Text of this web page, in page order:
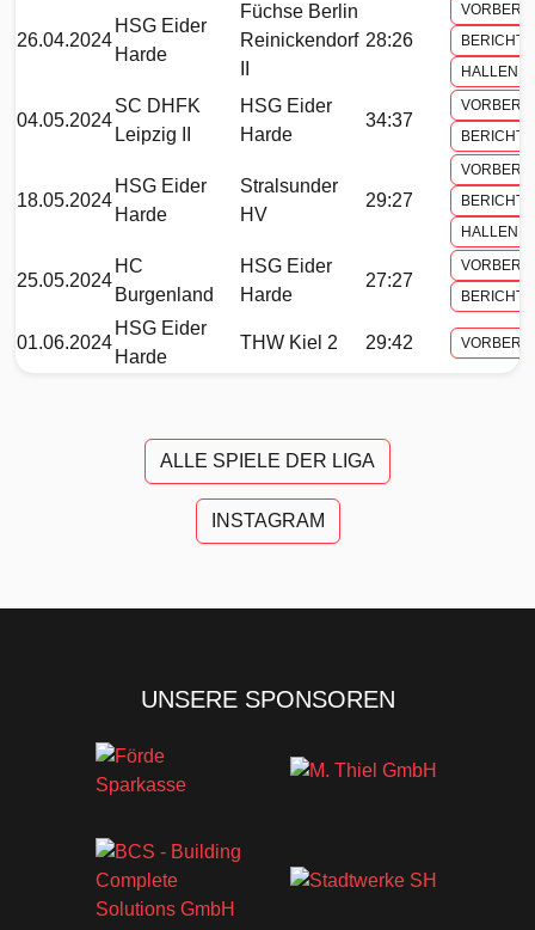
26.04.2024
HSG Eider
Harde
Füchse Berlin
Reinickendorf 28:26
BERICHT
04.05.2024
SC DHFK
Leipzig II
HSG Eider
Harde
34:37
BERICHT
18.05.2024
HSG Eider
Harde
Stralsunder
HV
29:27
BERICHT
25.05.2024
HC
Burgenland
HSG Eider
Harde
27:27
BERICHT
01.06.2024
HSG Eider
Harde
THW Kiel 2 29:42
ALLE SPIELE DER LIGA
INSTAGRAM
UNSERE SPONSOREN